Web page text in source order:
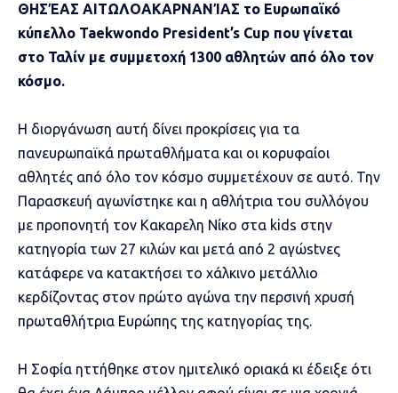
ΘΗΣΈΑΣ ΑΙΤΩΛΟΑΚΑΡΝΑΝΊΑΣ το Ευρωπαϊκό
κύπελλο Taekwondo President’s Cup που γίνεται
στο Ταλίν με συμμετοχή 1300 αθλητών από όλο τον
κόσμο.
Η διοργάνωση αυτή δίνει προκρίσεις για τα
πανευρωπαϊκά πρωταθλήματα και οι κορυφαίοι
αθλητές από όλο τον κόσμο συμμετέχουν σε αυτό. Την
Παρασκευή αγωνίστηκε και η αθλήτρια του συλλόγου
με προπονητή τον Κακαρελη Νίκο στα kids στην
κατηγορία των 27 κιλών και μετά από 2 αγώstνες
κατάφερε να κατακτήσει το χάλκινο μετάλλιο
κερδίζοντας στον πρώτο αγώνα την περσινή χρυσή
πρωταθλήτρια Ευρώπης της κατηγορίας της.
Η Σοφία ηττήθηκε στον ημιτελικό οριακά κι έδειξε ότι